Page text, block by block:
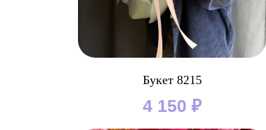
Букет 8215
4 150 ₽